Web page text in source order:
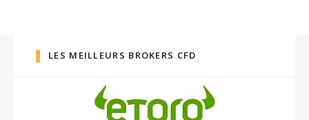
LES MEILLEURS BROKERS CFD